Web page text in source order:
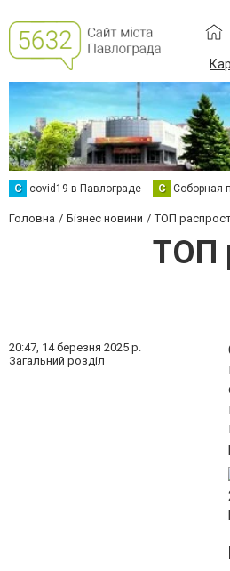
C covid19 в Павлограде С Соборная
Головна Бізнес новини ТОП
ТОП
20:47, 14 березня 2025 р.
Загальний розділ